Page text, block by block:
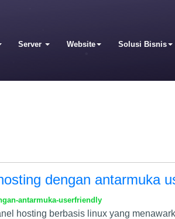
Server Website Solusi Bisnis
dengan antarmuka
antarmuka-userfriendly
hosting berbasis linux yang